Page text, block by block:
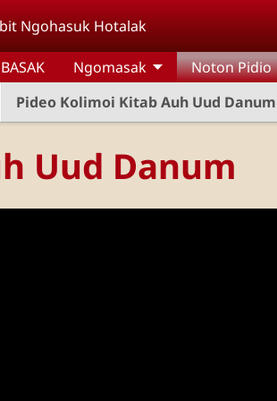
Ngohasuk Hotalak
Ngomasak
Noton Pidio
Pideo Kolimoi Kitab Auh Uud Danum
Uud Danum